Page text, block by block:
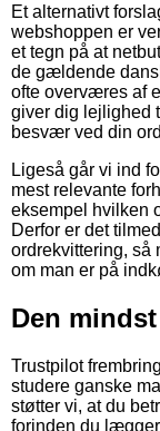
Et alternativt
webshoppen er
et tegn på at
de gældende
ofte overværes af
giver dig lejlighed
besvær ved din
Ligeså går vi ind
mest relevante
eksempel hvilken
Derfor er det
ordrekvittering, så
om man er på
Den
Trustpilot
studere ganske
støtter vi, at du
forinden du